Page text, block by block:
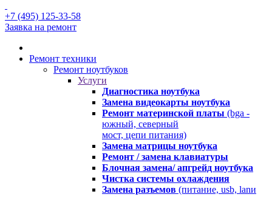
+7 (495) 125-33-58
Заявка на ремонт
Ремонт техники
Ремонт ноутбуков
Услуги
Диагностика ноутбука
Замена видеокарты ноутбука
Ремонт материнской платы (bga -
южный, северный
мост, цепи питания)
Замена матрицы ноутбука
Ремонт / замена клавиатуры
Блочная замена/ апгрейд ноутбука
Чистка системы охлаждения
Замена разъемов (питание, usb, lanи